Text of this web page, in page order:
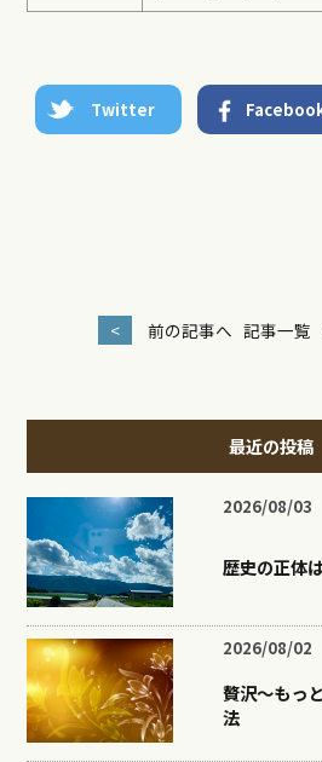
Twitter
< 前の記事へ 記事一覧
最近の投稿
2026/08/03
歴史の正体
2026/08/02
贅沢〜もっ
法